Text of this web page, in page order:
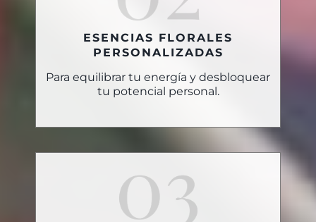
ESENCIAS FLORALES
PERSONALIZADAS
Para equilibrar tu energía y desbloquear
tu potencial personal.